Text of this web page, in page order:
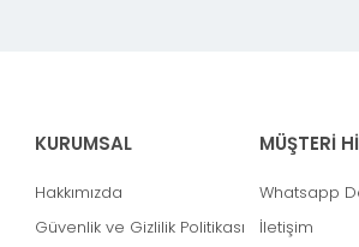
KURUMSAL
Hakkımızda
Güvenlik ve Gizlilik Politikası
MÜŞTERİ
Whatsapp
İletişim